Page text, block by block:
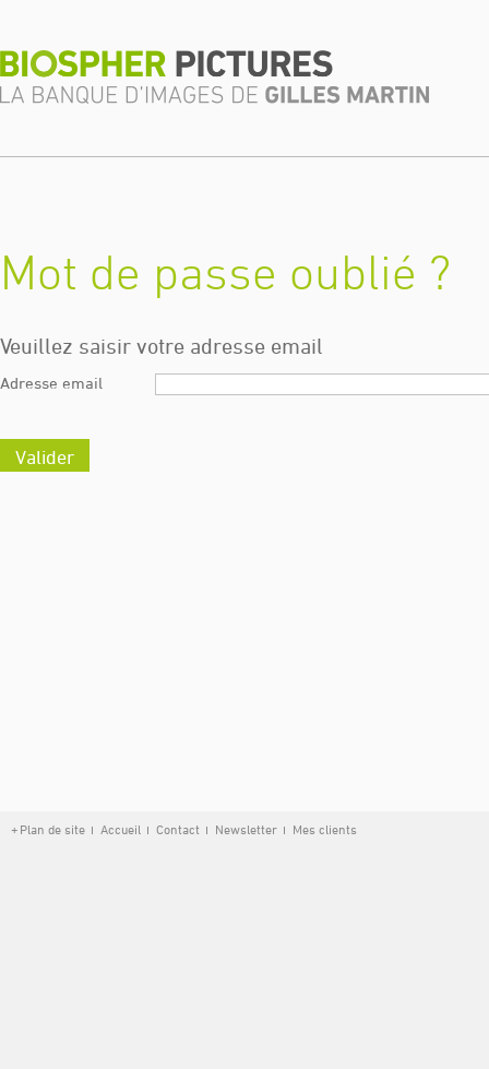
Mot de passe oublié ?
Veuillez saisir votre adresse email
Adresse email
Valider
Plan de site Accueil Contact Newsletter Mes clients